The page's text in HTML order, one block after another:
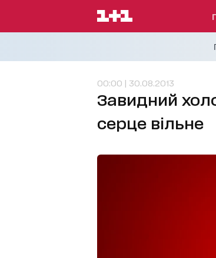
00:00 | 30.08.2013
Завидний
серце вільне